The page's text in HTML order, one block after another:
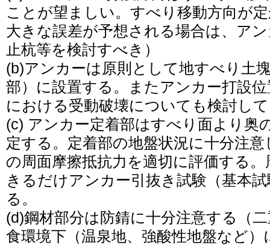
ことが望ましい。すべり移動方向が
大きな誤差が予想される場合は、ア
止杭等を検討すべき）
(b)アンカーは原則として地すべり土
部）に設置する。またアンカー打設
における受動破壊についても検討し
(c) アンカー定着部はすべり面より奥
定する。定着部の地盤状況に十分注
の周面摩擦抵抗力を適切に評価する
きるだけアンカー引抜き試験（基本
る。
(d)鋼材部分は防錆に十分注意する（
食環境下（温泉地、強酸性地盤など